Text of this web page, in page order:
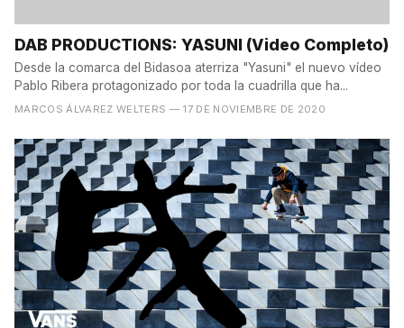
DAB PRODUCTIONS: YASUNI (Video Completo)
Desde la comarca del Bidasoa aterriza "Yasuni" el nuevo vídeo
Pablo Ribera protagonizado por toda la cuadrilla que ha...
MARCOS ÁLVAREZ WELTERS — 17 DE NOVIEMBRE DE 2020